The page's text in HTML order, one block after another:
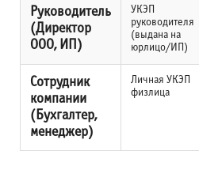
Руководитель
(Директор
ООО, ИП)
УКЭП
руководителя
(выдана на
юрлицо/ИП)
Сотрудник
компании
(Бухгалтер,
менеджер)
Личная УКЭП
физлица